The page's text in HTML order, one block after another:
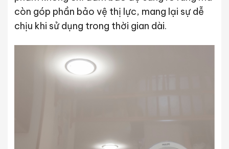
còn góp phần bảo vệ thị lực, mang lại sự dễ
chịu khi sử dụng trong thời gian dài.